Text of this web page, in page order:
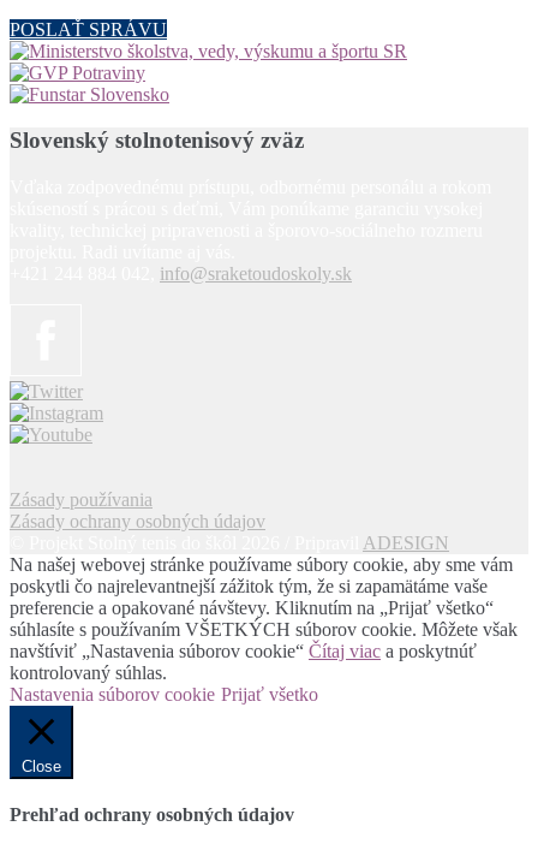
POSLAŤ SPRÁVU
Slovenský stolnotenisový zväz
info@sraketoudoskoly.sk
Zásady používania
Zásady ochrany osobných údajov
ADESIGN
Na našej webovej stránke používame súbory cookie, aby sme vám
poskytli čo najrelevantnejší zážitok tým, že si zapamätáme vaše
preferencie a opakované návštevy. Kliknutím na „Prijať všetko“
súhlasíte s používaním VŠETKÝCH súborov cookie. Môžete však
navštíviť „Nastavenia súborov cookie“ Čítaj viac a poskytnúť
kontrolovaný súhlas.
Nastavenia súborov cookie Prijať všetko
Close
Prehľad ochrany osobných údajov